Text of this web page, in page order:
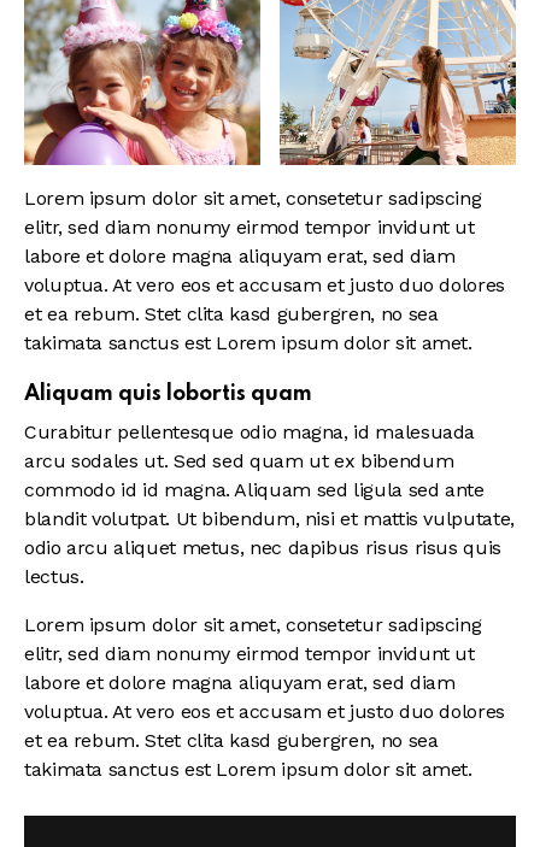
Lorem ipsum dolor sit amet, consetetur sadipscing
elitr, sed diam nonumy eirmod tempor invidunt ut
labore et dolore magna aliquyam erat, sed diam
voluptua. At vero eos et accusam et justo duo dolores
et ea rebum. Stet clita kasd gubergren, no sea
takimata sanctus est Lorem ipsum dolor sit amet.
Aliquam quis lobortis quam
Curabitur pellentesque odio magna, id malesuada
arcu sodales ut. Sed sed quam ut ex bibendum
commodo id id magna. Aliquam sed ligula sed ante
blandit volutpat. Ut bibendum, nisi et mattis vulputate,
odio arcu aliquet metus, nec dapibus risus risus quis
lectus.
Lorem ipsum dolor sit amet, consetetur sadipscing
elitr, sed diam nonumy eirmod tempor invidunt ut
labore et dolore magna aliquyam erat, sed diam
voluptua. At vero eos et accusam et justo duo dolores
et ea rebum. Stet clita kasd gubergren, no sea
takimata sanctus est Lorem ipsum dolor sit amet.